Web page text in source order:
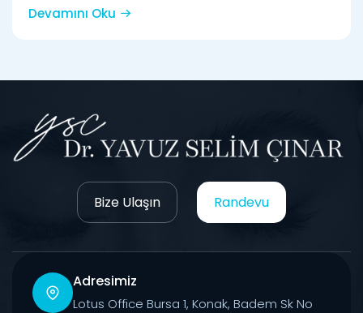
Devamını Oku
Bize Ulaşın Randevu
Adresimiz
Lotus Office Bursa 1, Konak, Badem Sk No